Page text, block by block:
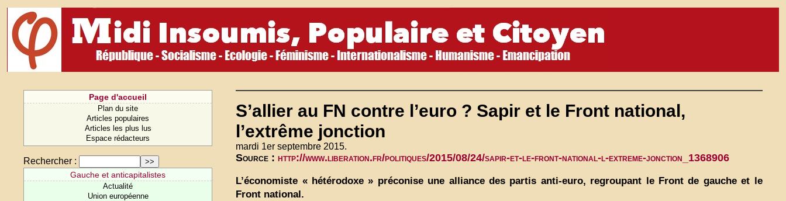
Page d'accueil
Plan du site
Articles populaires
Articles les plus lus
Espace rédacteurs
Rechercher :
Gauche et anticapitalistes
Actualité
Union européenne
S’allier au FN contre l’euro ? Sapir et le Front national,
l’extrême jonction
mardi 1er septembre 2015.
Source :http://www.liberation.fr/politiques/2015/08/24/sapir-et-le-front-national-l-extreme-jonction_1368906
L’économiste « hétérodoxe » préconise une alliance des partis anti-euro, regroupant le Front de gauche et le
Front national.